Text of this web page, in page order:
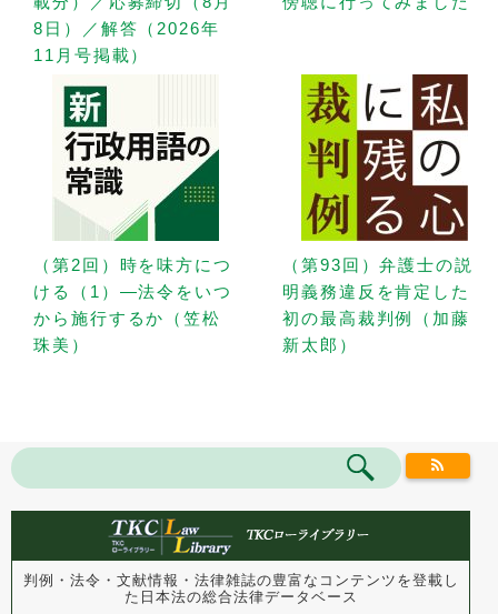
8日）／解答（2026年
11月号掲載）
（第2回）時を味方につ
ける（1）—法令をいつ
から施行するか（笠松
珠美）
（第93回）弁護士の説
明義務違反を肯定した
初の最高裁判例（加藤
新太郎）
判例・法令・文献情報・法律雑誌の豊富なコンテンツを登載し
た 日本法の総合法律データベース